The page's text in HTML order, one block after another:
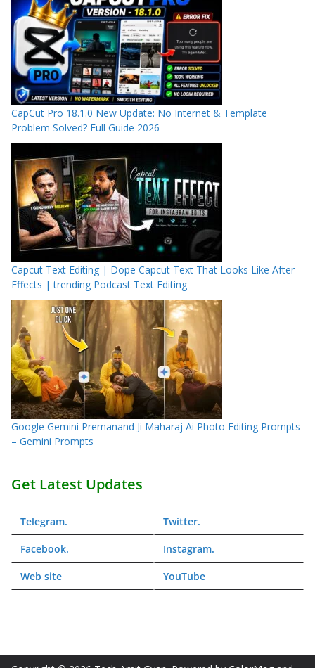
CapCut Pro 18.1.0 New Update: No Internet & Template
Problem Solved? Full Guide 2026
Capcut Text Editing | Dope Capcut Text That Looks Like After
Effects | trending Podcast Text Editing
Google Gemini Premanand Ji Maharaj Ai Photo Editing Prompts
– Gemini Prompts
Get Latest Updates
Telegram. Twitter.
Facebook. Instagram.
Web site YouTube